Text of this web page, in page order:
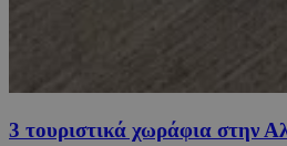
3 τουριστικά χωράφια στην